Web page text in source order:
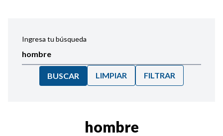
Ingresa tu búsqueda
BUSCAR LIMPIAR FILTRAR
hombre